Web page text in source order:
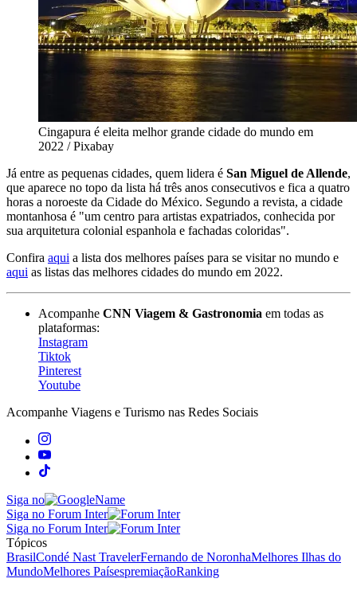
Cingapura é eleita melhor grande cidade do mundo em
2022 / Pixabay
Já entre as pequenas cidades, quem lidera é San Miguel de Allende,
que aparece no topo da lista há três anos consecutivos e fica a quatro
horas a noroeste da Cidade do México. Segundo a revista, a cidade
montanhosa é "um centro para artistas expatriados, conhecida por
sua arquitetura colonial espanhola e fachadas coloridas".
Confira aqui a lista dos melhores países para se visitar no mundo e
aqui as listas das melhores cidades do mundo em 2022.
Acompanhe CNN Viagem & Gastronomia em todas as
plataformas:
Instagram
Tiktok
Pinterest
Youtube
Acompanhe Viagens e Turismo nas Redes Sociais
Siga no
Siga no Forum Inter
Siga no Forum Inter
Tópicos
BrasilCondé Nast TravelerFernando de NoronhaMelhores Ilhas do
MundoMelhores PaísespremiaçãoRanking